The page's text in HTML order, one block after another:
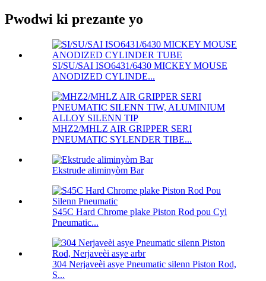
Pwodwi ki prezante yo
SI/SU/SAI ISO6431/6430 MICKEY MOUSE
ANODIZED CYLINDE...
MHZ2/MHLZ AIR GRIPPER SERI
PNEUMATIC SYLENDER TIBE...
Ekstrude aliminyòm Bar
S45C Hard Chrome plake Piston Rod pou Cyl
Pneumatic...
304 Nerjaveèi asye Pneumatic silenn Piston Rod,
S...